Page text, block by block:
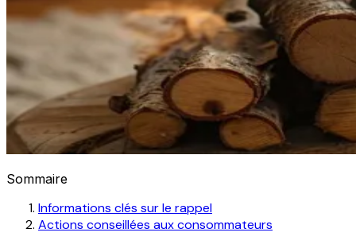
Sommaire
Informations clés sur le rappel
Actions conseillées aux consommateurs